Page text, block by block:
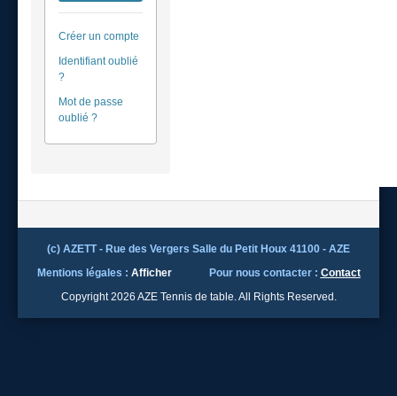
Créer un compte
Identifiant oublié
?
Mot de passe
oublié ?
(c) AZETT - Rue des Vergers Salle du Petit Houx 41100 - AZE
Mentions légales : Afficher Pour nous contacter : Contact
Copyright 2026 AZE Tennis de table. All Rights Reserved.